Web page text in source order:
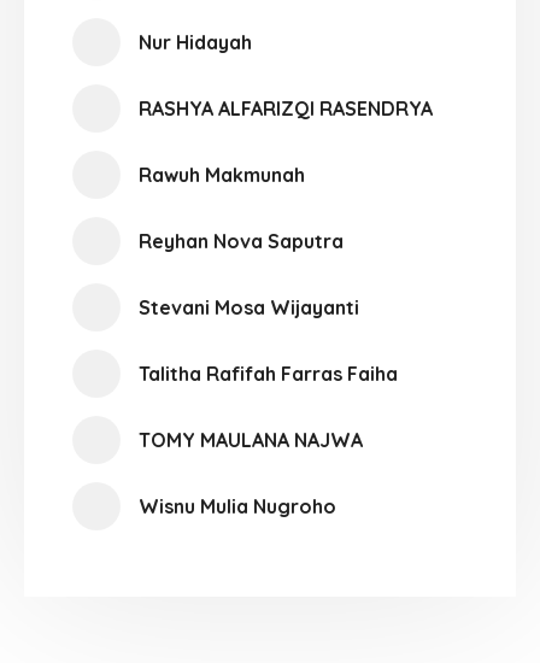
Nur Hidayah
RASHYA ALFARIZQI RASENDRYA
Rawuh Makmunah
Reyhan Nova Saputra
Stevani Mosa Wijayanti
Talitha Rafifah Farras Faiha
TOMY MAULANA NAJWA
Wisnu Mulia Nugroho